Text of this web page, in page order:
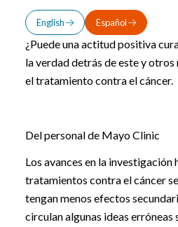
English Español
¿Puede una actitud positiva
la verdad detrás de este y
el tratamiento contra el cáncer.
Del personal de Mayo Clinic
Los avances en la investigación
tratamientos contra el cáncer
tengan menos efectos
circulan algunas ideas erróneas